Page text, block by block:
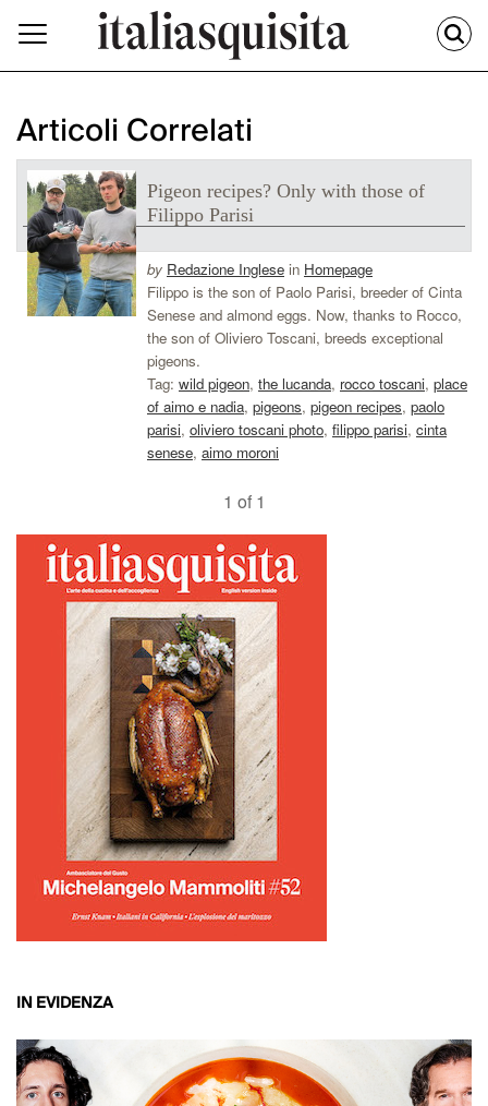
Articoli Correlati
Pigeon recipes? Only with those of
Filippo Parisi
by Redazione Inglese in Homepage
Filippo is the son of Paolo Parisi, breeder of Cinta
Senese and almond eggs. Now, thanks to Rocco,
the son of Oliviero Toscani, breeds exceptional
pigeons.
Tag: wild pigeon, the lucanda, rocco toscani, place
of aimo e nadia, pigeons, pigeon recipes, paolo
parisi, oliviero toscani photo, filippo parisi, cinta
senese, aimo moroni
1 of 1
IN EVIDENZA